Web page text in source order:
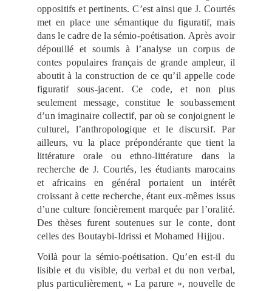
oppositifs et pertinents. C’est ainsi que J. Courtés
met en place une sémantique du figuratif, mais
dans le cadre de la sémio-poétisation. Après avoir
dépouillé et soumis à l’analyse un corpus de
contes populaires français de grande ampleur, il
aboutit à la construction de ce qu’il appelle code
figuratif sous-jacent. Ce code, et non plus
seulement message, constitue le soubassement
d’un imaginaire collectif, par où se conjoignent le
culturel, l’anthropologique et le discursif. Par
ailleurs, vu la place prépondérante que tient la
littérature orale ou ethno-littérature dans la
recherche de J. Courtés, les étudiants marocains
et africains en général portaient un intérêt
croissant à cette recherche, étant eux-mêmes issus
d’une culture foncièrement marquée par l’oralité.
Des thèses furent soutenues sur le conte, dont
celles des Boutaybi-Idrissi et Mohamed Hijjou.
Voilà pour la sémio-poétisation. Qu’en est-il du
lisible et du visible, du verbal et du non verbal,
plus particulièrement, « La parure », nouvelle de